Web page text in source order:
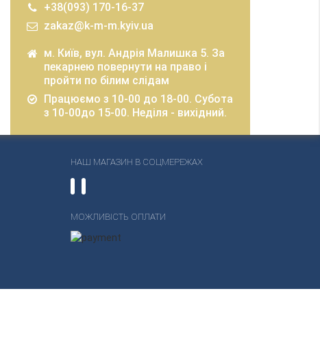
+38(093) 170-16-37
zakaz@k-m-m.kyiv.ua
м. Київ, вул. Андрія Малишка 5. За
пекарнею повернути на право і
пройти по білим слідам
Працюємо з 10-00 до 18-00. Субота
з 10-00до 15-00. Неділя - вихідний.
НАШ МАГАЗИН В СОЦМЕРЕЖАХ
МОЖЛИВІСТЬ ОПЛАТИ